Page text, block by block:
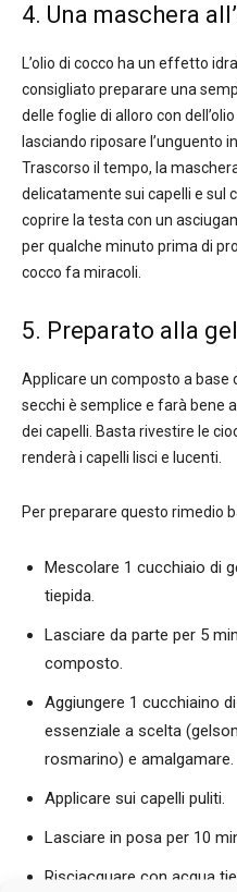
4. Una maschera
L’olio di cocco ha un effetto
consigliato preparare una
delle foglie di alloro con
lasciando riposare l’unguento
Trascorso il tempo, la
delicatamente sui capelli e sul
coprire la testa con un
per qualche minuto prima di
cocco fa miracoli.
5. Preparato alla
Applicare un composto a base
secchi è semplice e farà bene
dei capelli. Basta rivestire le
renderà i capelli lisci e lucenti.
Per preparare questo rimedio
Mescolare 1 cucchiaio di
tiepida.
Lasciare da parte per 5
composto.
Aggiungere 1 cucchiaino
essenziale a scelta
rosmarino) e amalgamare.
Applicare sui capelli puliti.
Lasciare in posa per 10
Risciacquare con acqua